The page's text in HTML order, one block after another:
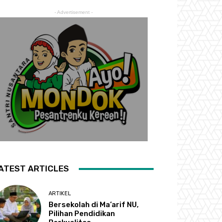
- Advertisement -
ARTICLES
ARTIKEL
Bersekolah di Ma’arif NU,
Pilihan Pendidikan